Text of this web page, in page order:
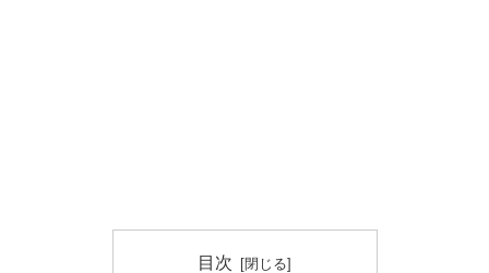
目次